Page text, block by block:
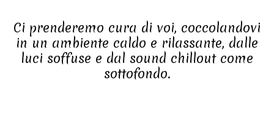
Ci prenderemo cura di voi, coccolandovi
in un ambiente caldo e rilassante, dalle
luci soffuse e dal sound chillout come
sottofondo.